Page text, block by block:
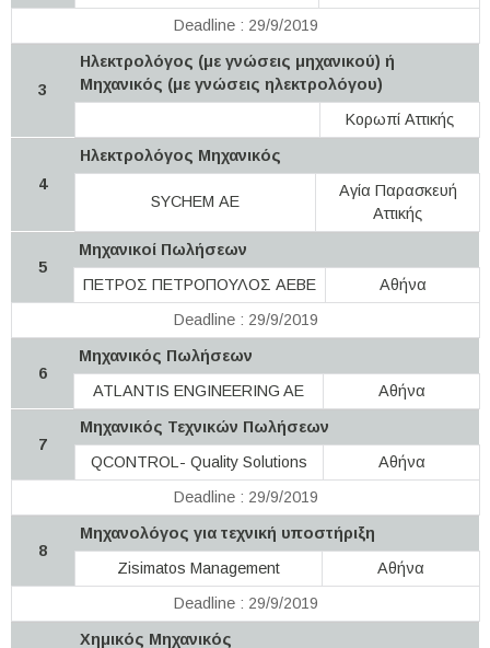
Deadline : 29/9/2019
3
Ηλεκτρολόγος (με γνώσεις μηχανικού) ή
Μηχανικός (με γνώσεις ηλεκτρολόγου)
Κορωπί Αττικής
4
Ηλεκτρολόγος Μηχανικός
SYCHEM ΑΕ
Αγία Παρασκευή
Αττικής
5
Μηχανικοί Πωλήσεων
ΠΕΤΡΟΣ ΠΕΤΡΟΠΟΥΛΟΣ ΑΕΒΕ
Αθήνα
Deadline : 29/9/2019
6
Μηχανικός Πωλήσεων
ATLANTIS ENGINEERING AE
Αθήνα
7
Μηχανικός Τεχνικών Πωλήσεων
QCONTROL- Quality Solutions
Αθήνα
Deadline : 29/9/2019
8
Μηχανολόγος για τεχνική υποστήριξη
Zisimatos Management
Αθήνα
Deadline : 29/9/2019
Χημικός Μηχανικός